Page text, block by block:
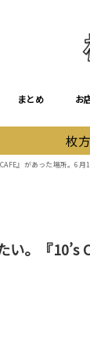
まとめ お
枚
』があった場所。6月
。『10’s